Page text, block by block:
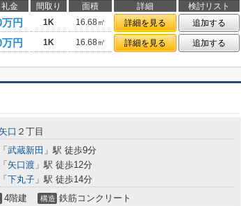
礼金 間取り 面積 詳細
検討リスト
万円 1K 16.68㎡ 詳細を見る
追加する
万円 1K 16.68㎡ 詳細を見る 追加する
矢口 ２丁目
「 武蔵新田 」駅 徒歩9分
「 矢口渡 」駅 徒歩12分
「 下丸子 」駅 徒歩14分
4階建 構造 鉄筋コンクリート